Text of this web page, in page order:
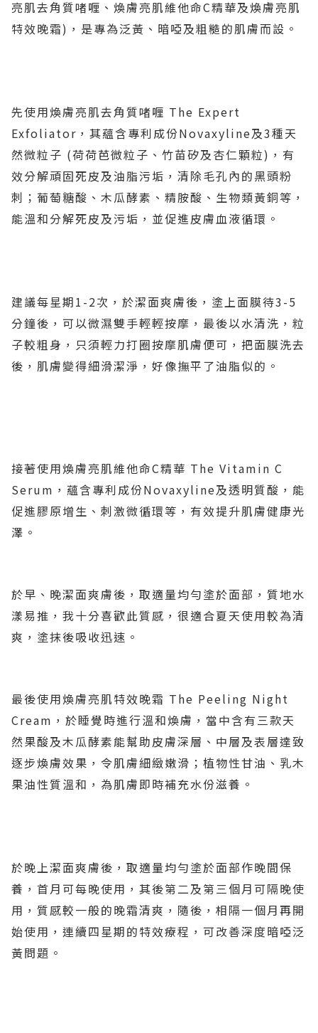
亮肌去角質啫喱、煥膚亮肌維他命C精華及煥膚亮肌
特效晚霜)，是專為泛黃、暗啞及粗糙的肌膚而設。
先使用煥膚亮肌去角質啫喱 The Expert
Exfoliator，其蘊含專利成份Novaxyline及3種天
然微粒子 (荷荷芭微粒子、竹苗矽及杏仁顆粒)，有
效分解頑固死皮及油脂污垢，清除毛孔內的黑頭粉
刺；葡萄糖酸、木瓜酵素、精胺酸、生物類黃銅等，
能溫和分解死皮及污垢，並促進皮膚血液循環。
建議每星期1-2次，於潔面爽膚後，塗上面膜待3-5
分鐘後，可以微濕雙手輕輕按摩，最後以水清洗，粒
子較粗身，只須輕力打圈按摩肌膚便可，把面膜洗去
後，肌膚變得細滑潔淨，好像撫平了油脂似的。
接著使用煥膚亮肌維他命C精華 The Vitamin C
Serum，蘊含專利成份Novaxyline及透明質酸，能
促進膠原增生、刺激微循環等，有效提升肌膚健康光
澤。
於早、晚潔面爽膚後，取適量均勻塗於面部，質地水
漾易推，我十分喜歡此質感，很適合夏天使用較為清
爽，塗抹後吸收迅速。
最後使用煥膚亮肌特效晚霜 The Peeling Night
Cream，於睡覺時進行溫和煥膚，當中含有三款天
然果酸及木瓜酵素能幫助皮膚深層、中層及表層達致
逐步煥膚效果，令肌膚細緻嫩滑；植物性甘油、乳木
果油性質溫和，為肌膚即時補充水份滋養。
於晚上潔面爽膚後，取適量均勻塗於面部作晚間保
養，首月可每晚使用，其後第二及第三個月可隔晚使
用，質感較一般的晚霜清爽，隨後，相隔一個月再開
始使用，連續四星期的特效療程，可改善深度暗啞泛
黃問題。